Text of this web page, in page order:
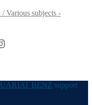
/ Various subjects -
BENZ support